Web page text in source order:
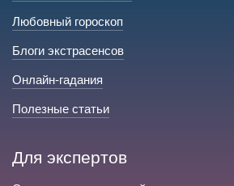
Любовный гороскоп
Блоги экстрасенсов
Онлайн-гадания
Полезные статьи
Для экспертов